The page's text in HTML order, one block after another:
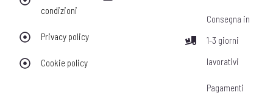
condizioni
Privacy policy
Cookie policy
Consegna in
1-3 giorni
lavorativi
Pagamenti